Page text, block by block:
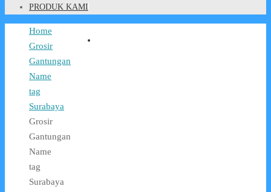
PRODUK KAMI
Home
Grosir
Gantungan
Name
tag
Surabaya
Grosir
Gantungan
Name
tag
Surabaya